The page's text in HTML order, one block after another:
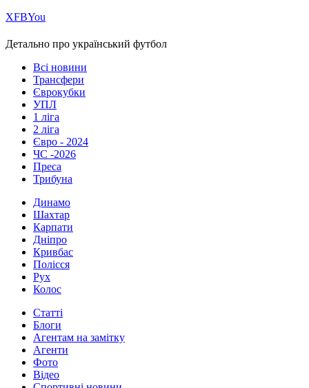
ХFBYou
Детально про український футбол
Всі новини
Трансфери
Єврокубки
УПЛ
1 ліга
2 ліга
Євро - 2024
ЧС -2026
Преса
Трибуна
Динамо
Шахтар
Карпати
Дніпро
Кривбас
Полісся
Рух
Колос
Статті
Блоги
Агентам на замітку
Агенти
Фото
Відео